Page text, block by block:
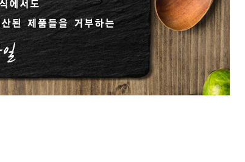
[냉동] 비건양념강정
400g/1kg
7,100원